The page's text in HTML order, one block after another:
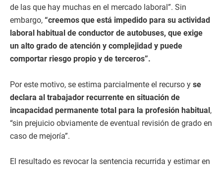
de las que hay muchas en el mercado laboral”. Sin
embargo, “creemos que está impedido para su actividad
laboral habitual de conductor de autobuses, que exige
un alto grado de atención y complejidad y puede
comportar riesgo propio y de terceros”.
Por este motivo, se estima parcialmente el recurso y se
declara al trabajador recurrente en situación de
incapacidad permanente total para la profesión habitual,
“sin prejuicio obviamente de eventual revisión de grado en
caso de mejoría”.
El resultado es revocar la sentencia recurrida y estimar en